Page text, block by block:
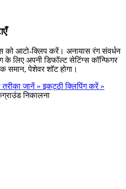
को आटो-क्लिप करें। अनायास रंग संवर्धन
लिए अपनी डिफॉल्ट सेटिंग्स कॉन्फिगर
समान, पेशेवर शॉट होगा।
जानें » इकट्ठी क्लिपिंग करें »